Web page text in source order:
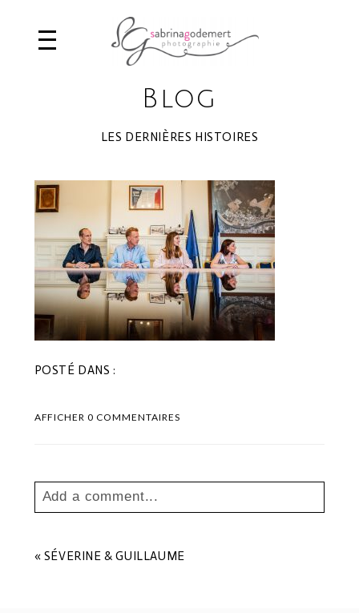
Blog
LES DERNIÈRES HISTOIRES
POSTÉ DANS :
AFFICHER0 COMMENTAIRES
Add a comment...
Les champs marqués sont requis *
« SÉVERINE & GUILLAUME